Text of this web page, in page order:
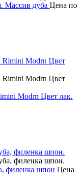
Массив дуба Цена по
Modrn Цвет лак.
филенка шпон Цена